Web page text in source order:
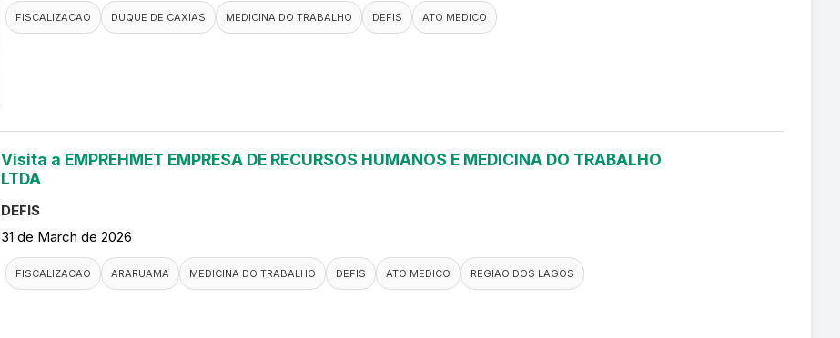
FISCALIZACAO DUQUE DE CAXIAS MEDICINA DO TRABALHO DEFIS ATO MEDICO
Visita a EMPREHMET EMPRESA DE RECURSOS HUMANOS E MEDICINA DO TRABALHO
LTDA
DEFIS
31 de March de 2026
FISCALIZACAO ARARUAMA MEDICINA DO TRABALHO DEFIS ATO MEDICO REGIAO DOS LAGOS